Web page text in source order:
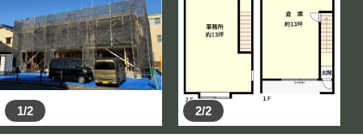
1/2 2/2